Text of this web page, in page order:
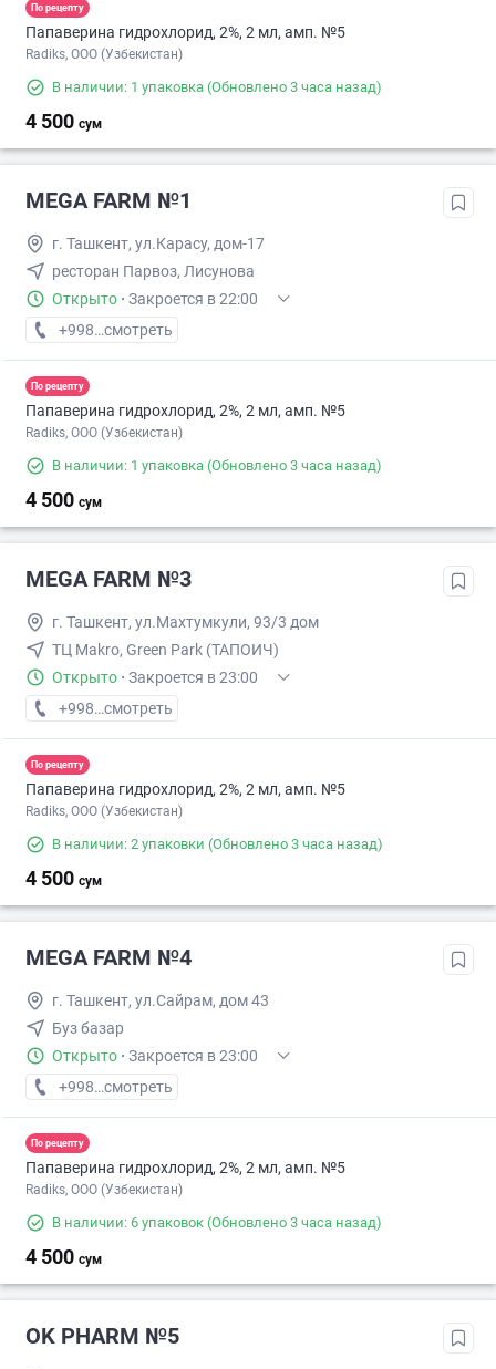
По рецепту
Папаверина гидрохлорид, 2%, 2 мл, амп. №5
Radiks, ООО (Узбекистан)
В наличии: 1 упаковка (Обновлено 3 часа назад)
4 500 сум
MEGA FARM №1
г. Ташкент, ул.Карасу, дом-17
ресторан Парвоз, Лисунова
Открыто · Закроется в 22:00
+998 (71) XXX-XX-XX
смотреть
По рецепту
Папаверина гидрохлорид, 2%, 2 мл, амп. №5
Radiks, ООО (Узбекистан)
В наличии: 1 упаковка (Обновлено 3 часа назад)
4 500 сум
MEGA FARM №3
г. Ташкент, ул.Махтумкули, 93/3 дом
ТЦ Makro, Green Park (ТАПОИЧ)
Открыто · Закроется в 23:00
+998 (55) XXX-XX-XX
смотреть
По рецепту
Папаверина гидрохлорид, 2%, 2 мл, амп. №5
Radiks, ООО (Узбекистан)
В наличии: 2 упаковки (Обновлено 3 часа назад)
4 500 сум
MEGA FARM №4
г. Ташкент, ул.Сайрам, дом 43
Буз базар
Открыто · Закроется в 23:00
+998 (55) XXX-XX-XX
смотреть
По рецепту
Папаверина гидрохлорид, 2%, 2 мл, амп. №5
Radiks, ООО (Узбекистан)
В наличии: 6 упаковок (Обновлено 3 часа назад)
4 500 сум
OK PHARM №5